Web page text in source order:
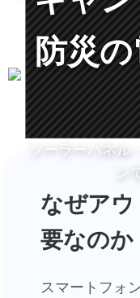
防災
ソーラーパネ
ン
なぜア
要なのか
スマートフォ